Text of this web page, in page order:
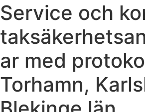
Service och
ar med
Torhamn,